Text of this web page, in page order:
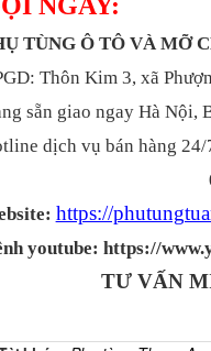
TÙNG Ô TÔ VÀ MỠ
Thôn Kim 3, xã
sẵn giao ngay Hà Nội,
dịch vụ bán hàng 24/
https://
youtube: https://
TƯ VẤN